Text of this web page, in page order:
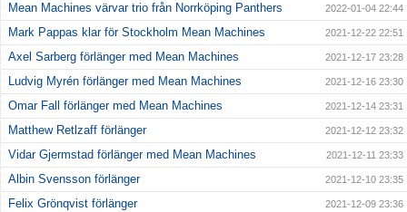
Mean Machines värvar trio från Norrköping Panthers 2022-01-04 22:44
Mark Pappas klar för Stockholm Mean Machines 2021-12-22 22:51
Axel Sarberg förlänger med Mean Machines 2021-12-17 23:28
Ludvig Myrén förlänger med Mean Machines 2021-12-16 23:30
Omar Fall förlänger med Mean Machines 2021-12-14 23:31
Matthew Retlzaff förlänger 2021-12-12 23:32
Vidar Gjermstad förlänger med Mean Machines 2021-12-11 23:33
Albin Svensson förlänger 2021-12-10 23:35
Felix Grönqvist förlänger 2021-12-09 23:36